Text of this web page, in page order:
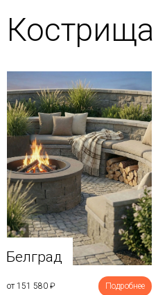
Кострища
Белград
от 151 580 ₽ Подробнее